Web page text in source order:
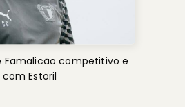
Famalicão competitivo e
Estoril